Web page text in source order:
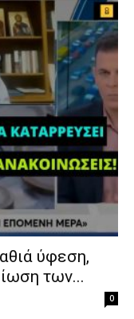
ύφεση,
των...
0